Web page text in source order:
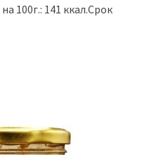
100г.: 141 ккал.Срок